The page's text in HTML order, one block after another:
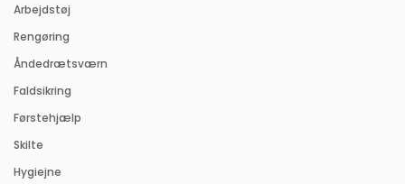
Arbejdstøj
Rengøring
Åndedrætsværn
Faldsikring
Førstehjælp
Skilte
Hygiejne